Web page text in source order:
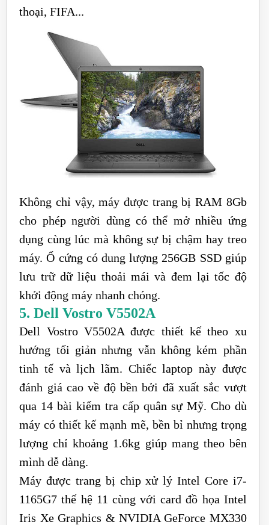
thoại, FIFA...
Không chỉ vậy, máy được trang bị RAM 8Gb
cho phép người dùng có thể mở nhiều ứng
dụng cùng lúc mà không sự bị chậm hay treo
máy. Ổ cứng có dung lượng 256GB SSD giúp
lưu trữ dữ liệu thoải mái và đem lại tốc độ
khởi động máy nhanh chóng.
5. Dell Vostro V5502A
Dell Vostro V5502A được thiết kế theo xu
hướng tối giản nhưng vẫn không kém phần
tinh tế và lịch lãm. Chiếc laptop này được
đánh giá cao về độ bền bởi đã xuất sắc vượt
qua 14 bài kiểm tra cấp quân sự Mỹ. Cho dù
máy có thiết kế mạnh mẽ, bền bỉ nhưng trọng
lượng chỉ khoảng 1.6kg giúp mang theo bên
mình dễ dàng.
Máy được trang bị chip xử lý Intel Core i7-
1165G7 thế hệ 11 cùng với card đồ họa Intel
Iris Xe Graphics & NVIDIA GeForce MX330